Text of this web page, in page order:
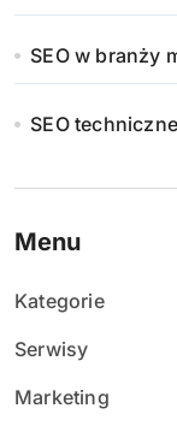
SEO w branży
SEO
Menu
Kategorie
Serwisy
Marketing